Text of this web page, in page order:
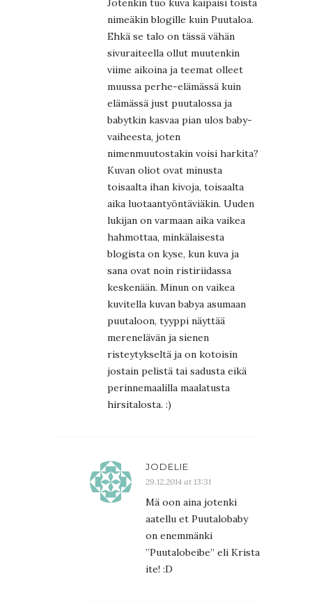
nimeäkin blogille kuin Puutaloa.
Ehkä se talo on tässä vähän
sivuraiteella ollut muutenkin
viime aikoina ja teemat olleet
muussa perhe-elämässä kuin
elämässä just puutalossa ja
babytkin kasvaa pian ulos baby-
vaiheesta, joten
nimenmuutostakin voisi harkita?
Kuvan oliot ovat minusta
toisaalta ihan kivoja, toisaalta
aika luotaantyöntäviäkin. Uuden
lukijan on varmaan aika vaikea
hahmottaa, minkälaisesta
blogista on kyse, kun kuva ja
sana ovat noin ristiriidassa
keskenään. Minun on vaikea
kuvitella kuvan babya asumaan
puutaloon, tyyppi näyttää
merenelävän ja sienen
risteytykseltä ja on kotoisin
jostain pelistä tai sadusta eikä
perinnemaalilla maalatusta
hirsitalosta. :)
JODELIE
29.12.2014 at 13:31
Mä oon aina jotenki
aatellu et Puutalobaby
on enemmänki
”Puutalobeibe” eli Krista
ite! :D